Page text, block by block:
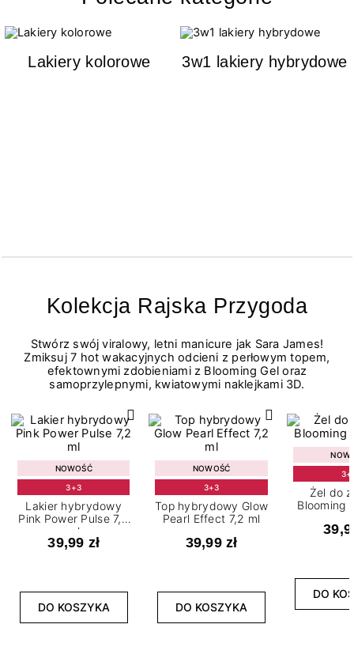
Lakiery kolorowe 3w1 lakiery hybrydowe
Kolekcja Rajska Przygoda
Stwórz swój viralowy, letni manicure jak Sara James!
Zmiksuj 7 hot wakacyjnych odcieni z perłowym topem,
efektownymi zdobieniami z Blooming Gel oraz
samoprzylepnymi, kwiatowymi naklejkami 3D.
NOWOŚĆ
3+3
Lakier hybrydowy
Pink Power Pulse 7,2
ml
39,99 zł
DO KOSZYKA
NOWOŚĆ
3+3
Top hybrydowy Glow
Pearl Effect 7,2 ml
39,99 zł
DO KOSZYKA
Żel do
Blooming
DO